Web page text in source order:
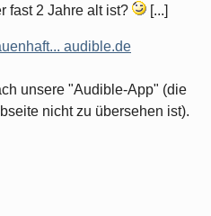
fast 2 Jahre alt ist?
[...]
audible.de
unsere "Audible-App" (die
nicht zu übersehen ist).